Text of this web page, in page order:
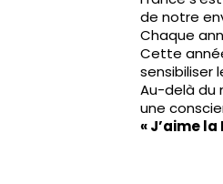
de notre
Chaque
Cette
sensibiliser
Au-delà du
une
« J’aime